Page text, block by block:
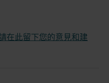
在此留下您的意見和建